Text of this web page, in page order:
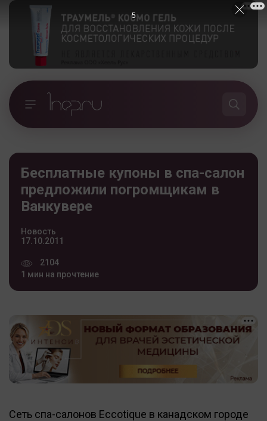
Бесплатные купоны в спа-салон
предложили погромщикам в
Ванкувере
Новость
17.10.2011
2104
1 мин на прочтение
Сеть спа-салонов Eccotique в канадском городе
5